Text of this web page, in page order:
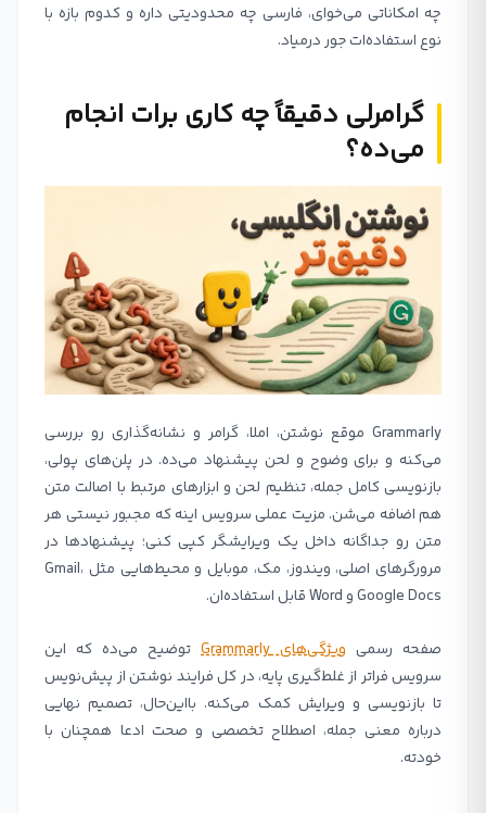
چه امکاناتی می‌خوای، فارسی چه محدودیتی داره و کدوم بازه با
نوع استفاده‌ات جور درمیاد.
گرامرلی دقیقاً چه کاری برات انجام
می‌ده؟
Grammarly موقع نوشتن، املا، گرامر و نشانه‌گذاری رو بررسی
می‌کنه و برای وضوح و لحن پیشنهاد می‌ده. در پلن‌های پولی،
بازنویسی کامل جمله، تنظیم لحن و ابزارهای مرتبط با اصالت متن
هم اضافه می‌شن. مزیت عملی سرویس اینه که مجبور نیستی هر
متن رو جداگانه داخل یک ویرایشگر کپی کنی؛ پیشنهادها در
مرورگرهای اصلی، ویندوز، مک، موبایل و محیط‌هایی مثل Gmail،
Google Docs و Word قابل استفاده‌ان.
صفحه رسمی ویژگی‌های Grammarly
توضیح می‌ده که این
سرویس فراتر از غلط‌گیری پایه، در کل فرایند نوشتن از پیش‌نویس
تا بازنویسی و ویرایش کمک می‌کنه. بااین‌حال، تصمیم نهایی
درباره معنی جمله، اصطلاح تخصصی و صحت ادعا همچنان با
خودته.